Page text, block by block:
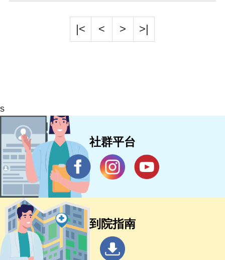
|< < > >|
s
社群平台
到院指南